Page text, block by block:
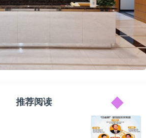
推荐阅读